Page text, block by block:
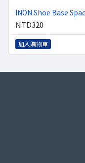
INON Shoe Base
NTD320
加入購物車